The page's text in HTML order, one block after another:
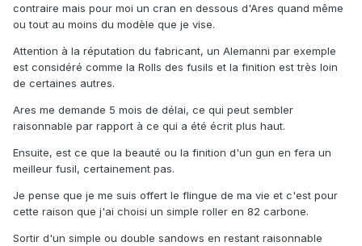
contraire mais pour moi un cran en dessous d'Ares quand même
ou tout au moins du modèle que je vise.
Attention à la réputation du fabricant, un Alemanni par exemple
est considéré comme la Rolls des fusils et la finition est très loin
de certaines autres.
Ares me demande 5 mois de délai, ce qui peut sembler
raisonnable par rapport à ce qui a été écrit plus haut.
Ensuite, est ce que la beauté ou la finition d'un gun en fera un
meilleur fusil, certainement pas.
Je pense que je me suis offert le flingue de ma vie et c'est pour
cette raison que j'ai choisi un simple roller en 82 carbone.
Sortir d'un simple ou double sandows en restant raisonnable